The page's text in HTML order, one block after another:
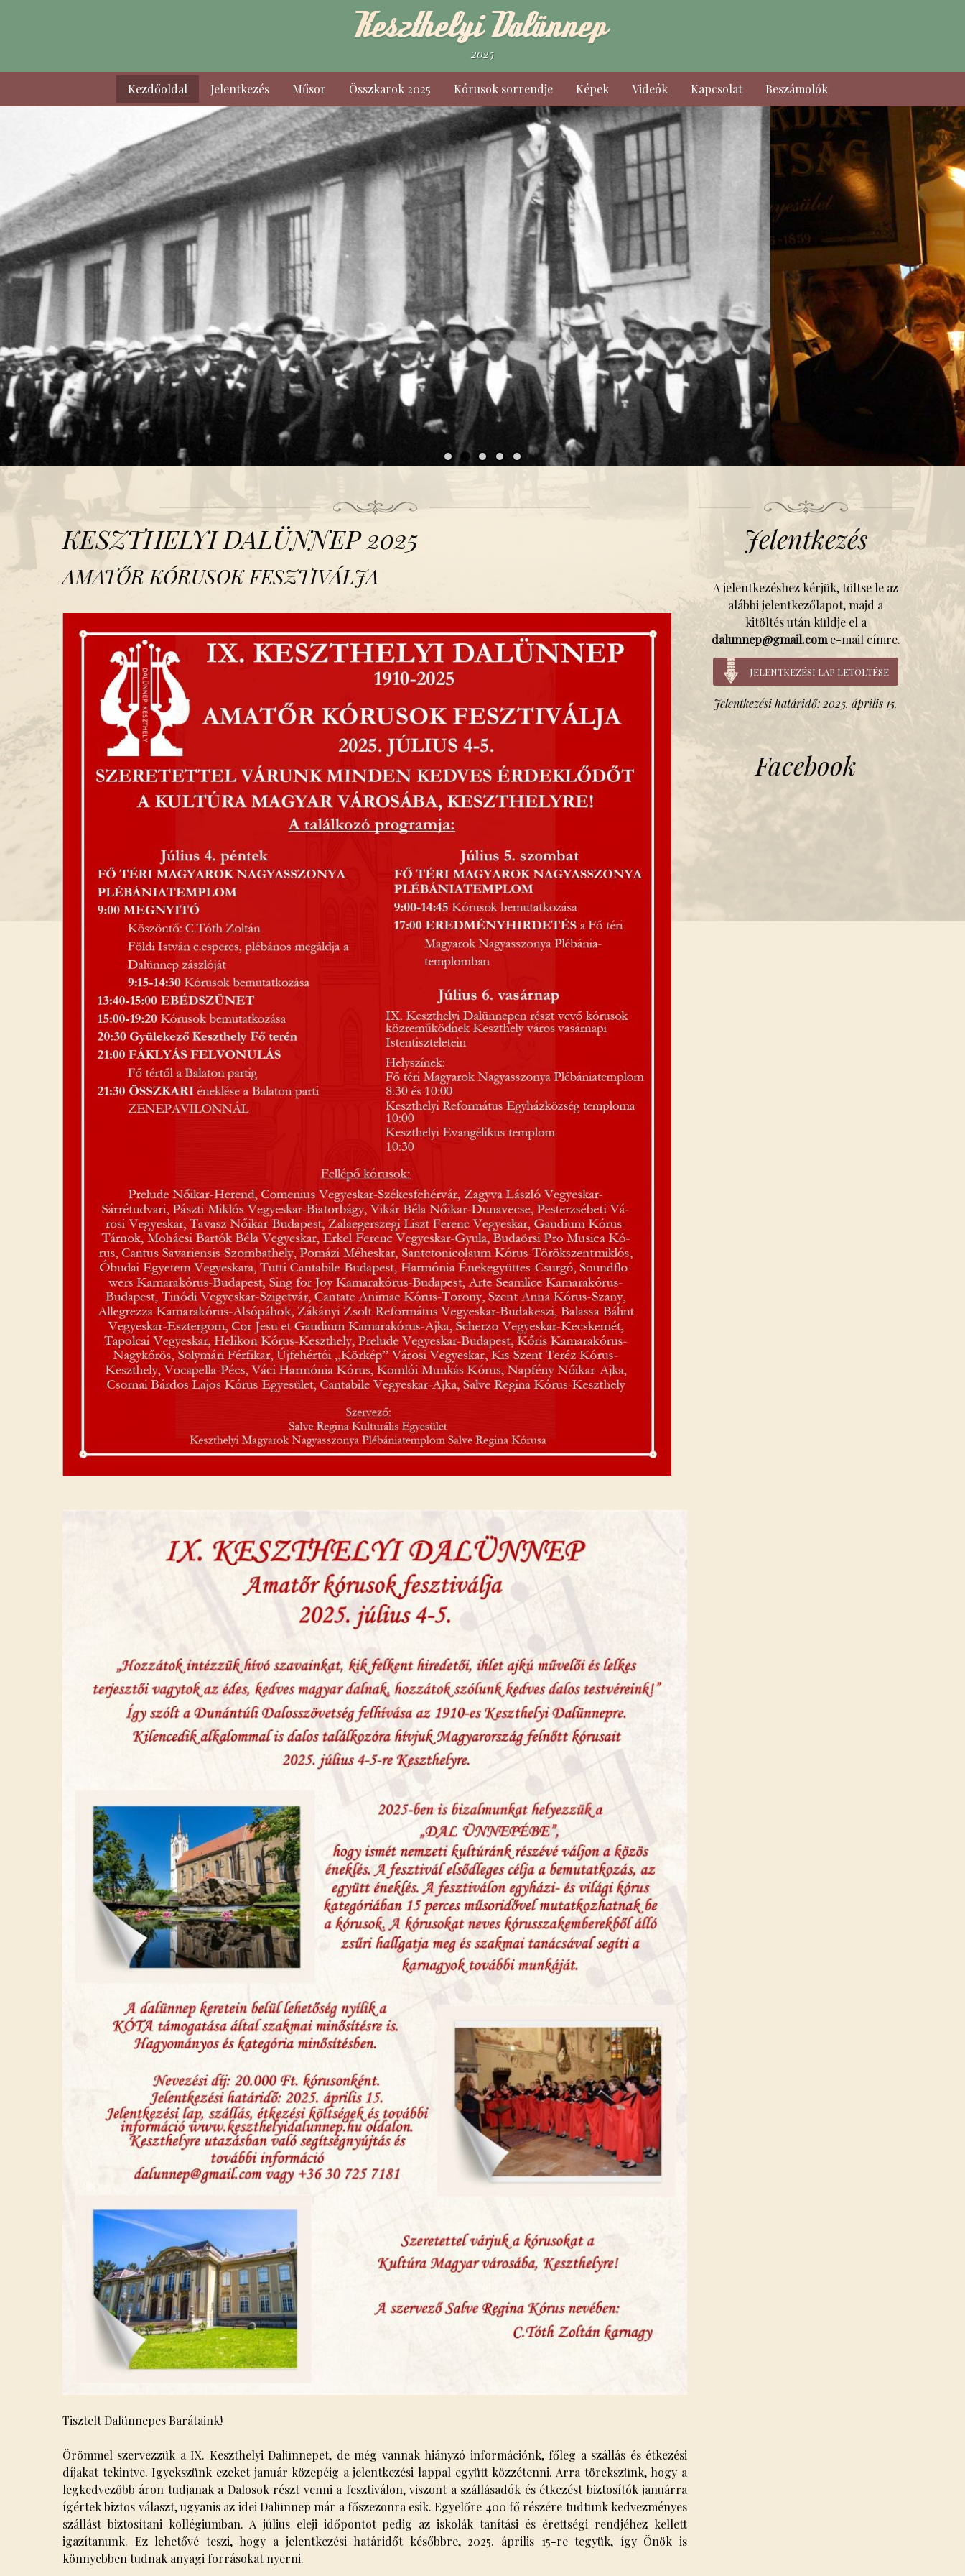
2025
Kezdőoldal Jelentkezés Műsor Összkarok 2025 Kórusok sorrendje Képek Videók Kapcsolat Beszámolók
KESZTHELYI DALÜNNEP 2025
AMATŐR KÓRUSOK FESZTIVÁLJA
Tisztelt Dalünnepes Barátaink!
Örömmel szervezzük a IX. Keszthelyi Dalünnepet, de még vannak hiányzó információnk, főleg a szállás és étkezési
díjakat tekintve. Igyekszünk ezeket január közepéig a jelentkezési lappal együtt közzétenni. Arra törekszünk, hogy a
legkedvezőbb áron tudjanak a Dalosok részt venni a fesztiválon, viszont a szállásadók és étkezést biztosítók januárra
ígértek biztos választ, ugyanis az idei Dalünnep már a főszezonra esik. Egyelőre 400 fő részére tudtunk kedvezményes
szállást biztosítani kollégiumban. A július eleji időpontot pedig az iskolák tanítási és érettségi rendjéhez kellett
igazítanunk. Ez lehetővé teszi, hogy a jelentkezési határidőt későbbre, 2025. április 15-re tegyük, így Önök is
könnyebben tudnak anyagi forrásokat nyerni.
Jelentkezés
A jelentkezéshez kérjük, töltse le az
alábbi jelentkezőlapot, majd a
kitöltés után küldje el a
dalunnep@gmail.come-mail címre.
JELENTKEZÉSI LAP LETÖLTÉSE
Jelentkezési határidő: 2025. április 15.
Facebook